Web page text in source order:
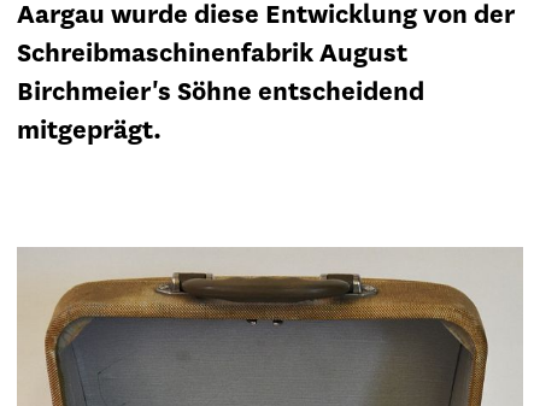
Aargau wurde diese Entwicklung von der
Schreibmaschinenfabrik August
Birchmeier's Söhne entscheidend
mitgeprägt.